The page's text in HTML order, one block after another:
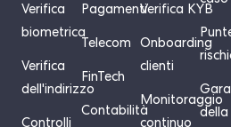
Verifica
biometrica
Verifica
dell'indirizzo
Pagamenti
Telecom
FinTech
Contabilità
Verifica KYB
Onboarding
clienti
Monitoraggio